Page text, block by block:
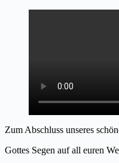
Zum Abschluss unseres
Gottes Segen auf all euren